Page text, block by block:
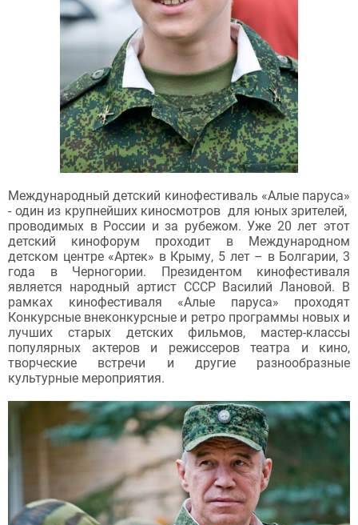
Международный детский кинофестиваль «Алые паруса»
- один из крупнейших киносмотров для юных зрителей,
проводимых в России и за рубежом. Уже 20 лет этот
детский кинофорум проходит в Международном
детском центре «Артек» в Крыму, 5 лет – в Болгарии, 3
года в Черногории. Президентом кинофестиваля
является народный артист СССР Василий Лановой. В
рамках кинофестиваля «Алые паруса» проходят
Конкурсные внеконкурсные и ретро программы новых и
лучших старых детских фильмов, мастер-классы
популярных актеров и режиссеров театра и кино,
творческие встречи и другие разнообразные
культурные мероприятия.